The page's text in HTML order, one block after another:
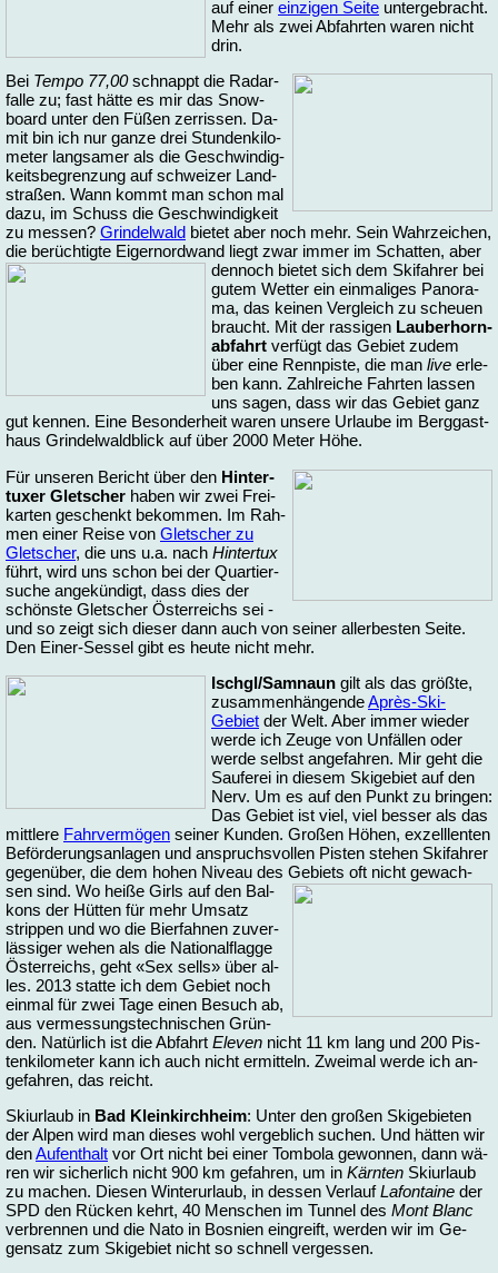
auf ei­ner ein­zi­gen Sei­te un­ter­ge­bracht.
Mehr als zwei Ab­fahr­ten wa­ren nicht
drin.
Bei Tem­po 77,00schnappt die Ra­dar­
fal­le zu; fast hät­te es mir das Snow­
board un­ter den Fü­ßen zer­ris­sen. Da­
mit bin ich nur gan­ze drei Stun­den­ki­lo­
me­ter lang­sa­mer als die Ge­schwin­dig­
keits­be­gren­zung auf schwei­zer Land­
stra­ßen. Wann kommt man schon mal
da­zu, im Schuss die Ge­schwin­dig­keit
zu mes­sen? Grin­del­wald bie­tet aber noch mehr. Sein Wahr­zei­chen,
die be­rüch­tig­te Ei­ger­nord­wand liegt zwar im­mer im Schat­ten, aber
den­noch bie­tet sich dem Ski­fah­rer bei
gu­tem Wet­ter ein ein­ma­li­ges Pa­no­ra­
ma, das kei­nen Ver­gleich zu scheu­en
braucht. Mit der ras­si­gen Lau­ber­horn­
ab­fahrt ver­fügt das Ge­biet zu­dem
über ei­ne Renn­pis­te, die man li­ve er­le­
ben kann. Zahl­rei­che Fahr­ten las­sen
uns sa­gen, dass wir das Ge­biet ganz
gut ken­nen. Ei­ne Be­son­der­heit wa­ren un­se­re Ur­lau­be im Berg­g­ast­
haus Grin­del­wald­blick auf über 2000 Me­ter Hö­he.
Für un­se­ren Be­richt über den Hin­ter­
tu­xer Glet­scher ha­ben wir zwei Frei­
kar­ten ge­schenkt be­kom­men. Im Rah­
men ei­ner Rei­se von Glet­scher zu
Glet­scher, die uns u.a. nach Hin­ter­tux
führt, wird uns schon bei der Quar­tier­
su­che an­ge­kün­digt, dass dies der
schöns­te Glet­scher Ös­ter­reichs sei -
und so zeigt sich die­ser dann auch von sei­ner al­ler­bes­ten Sei­te.
Den Ei­ner-Ses­sel gibt es heu­te nicht mehr.
Ischgl/Samnaun gilt als das größ­te,
zu­sam­men­hän­gen­deAprès-Ski-
Gebiet der Welt. Aber im­mer wie­der
wer­de ich Zeu­ge von Un­fäl­len oder
wer­de selbst an­ge­fah­ren. Mir geht die
Sau­fe­rei in die­sem Ski­ge­biet auf den
Nerv. Um es auf den Punkt zu brin­gen:
Das Ge­biet ist viel, viel bes­ser als das
mitt­le­re Fahr­ver­mö­gen sei­ner Kun­den. Gro­ßen Hö­hen, ex­zell­len­ten
Be­för­de­rungs­an­la­gen und an­spruchs­vol­len Pis­ten ste­hen Ski­fah­rer
ge­gen­über, die dem ho­hen Ni­veau des Ge­biets oft nicht ge­wach­
sen sind. Wo hei­ße Girls auf den Bal­
kons der Hüt­ten für mehr Um­satz
strip­pen und wo die Bier­fah­nen zu­ver­
läs­si­ger we­hen als die Na­tio­nal­flag­ge
Ös­ter­reichs, geht «Sex sells» über al­
les. 2013 stat­te ich dem Ge­biet noch
ein­mal für zwei Ta­ge ei­nen Be­such ab,
aus ver­mes­sungs­tech­ni­schen Grün­
den. Na­tür­lich ist die Ab­fahrt Ele­ven nicht 11 km lang und 200 Pis­
ten­ki­lo­me­ter kann ich auch nicht er­mit­teln. Zwei­mal wer­de ich an­
ge­fah­ren, das reicht.
Ski­ur­laub in Bad Klein­kirch­heim: Un­ter den gro­ßen Ski­ge­bie­ten
der Al­pen wird man die­ses wohl ver­geb­lich su­chen. Und hät­ten wir
denAuf­ent­halt vor Ort nicht bei ei­ner Tom­bo­la ge­won­nen, dann wä­
ren wir si­cher­lich nicht 900 km ge­fah­ren, um in Kärn­ten Ski­ur­laub
zu ma­chen. Die­sen Win­ter­ur­laub, in des­sen Ver­laufLa­fon­taine der
SPD den Rücken kehrt, 40 Men­schen im Tun­nel des Mont Blanc
ver­bren­nen und die Na­to in Bos­ni­en ein­greift, wer­den wir im Ge­
gen­satz zum Ski­ge­biet nicht so schnell ver­ges­sen.